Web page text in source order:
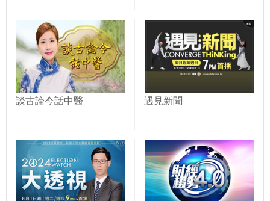
談古論今話中醫 遇見新聞